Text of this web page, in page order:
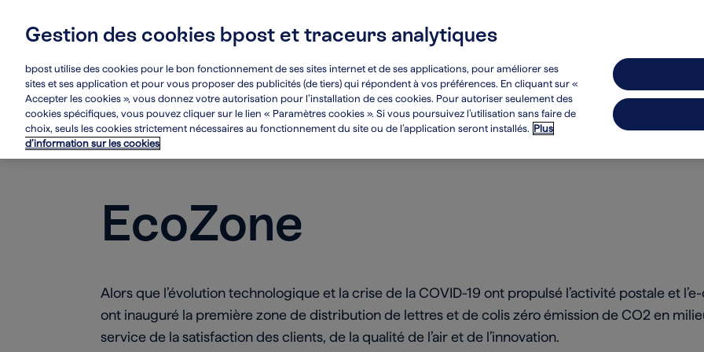
Main
navigation
À propos de nous Développement durable
arrow_circle_leftNos initiatives
EcoZone
Alors que l’évolution technologique et la crise de la COVID-19 ont propulsé l’activité postale et
ont inauguré la première zone de distribution de lettres et de colis zéro émission de CO2 en
service de la satisfaction des clients, de la qualité de l’air et de l’innovation.
Gestion des cookies bpost et traceurs analytiques
bpost utilise des cookies pour le bon fonctionnement de ses sites internet et de ses applications, pour améliorer ses
sites et ses application et pour vous proposer des publicités (de tiers) qui répondent à vos préférences. En cliquant sur «
Accepter les cookies », vous donnez votre autorisation pour l’installation de ces cookies. Pour autoriser seulement des
cookies spécifiques, vous pouvez cliquer sur le lien « Paramètres cookies ». Si vous poursuivez l’utilisation sans faire de
choix, seuls les cookies strictement nécessaires au fonctionnement du site ou de l’application seront installés. Plus
d’information sur les cookies